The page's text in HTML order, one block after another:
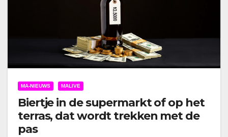
MA-NIEUWS MALIVE
Biertje in de supermarkt of op het
terras, dat wordt trekken met de
pas